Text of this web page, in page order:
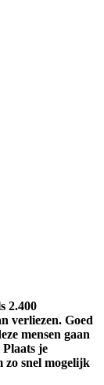
2.400
verliezen. Goed
mensen gaan
je
zo snel mogelijk